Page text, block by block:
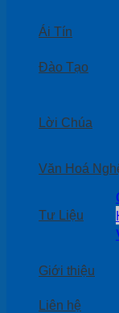
Ái Tín
Đào Tạo
Lời Chúa
Văn Hoá
Tư Liệu
Giới thiệu
Liên hệ